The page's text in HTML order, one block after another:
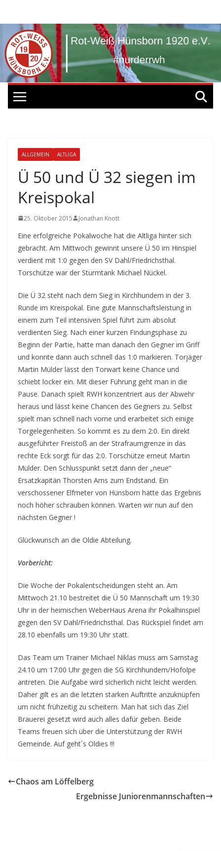
springen
ALLGEMEIN ALTLIGA
Ü 50 und Ü 32 siegen im
Kreispokal
25. Oktober 2015 Jonathan Knott
Eine erfolgreiche Pokalwoche hat die Altliga hinter sich
gebracht. Am Mittwoch gewinnt unsere Ü 50 im Hinspiel
verdient mit 1:0 gegen den SV Dahl/Friedrichsthal.
Torschütze war der Sturmtank Michael Nückel.
Die Ü 32 steht nach dem Sieg in Kirchhundem in der 3.
Runde im Kreispokal. Eine gute Mannschaftsleistung in
einem zum Teil intensiven Spiel führt zum absolut
verdienten Sieg. Nach einer kurzen Findungsphase zu
Beginn der Partie, hatte man danach den Gegner im Griff
und konnte dann auch schnell das 1:0 markieren. Torjäger
Martin Mülder lässt den Torwart keine Chance und
schiebt locker ein. Mit dieser Führung geht man in die
Pause. Danach spielt RWH konzentriert aus der Abwehr
heraus und lässt keine Chancen des Gegners zu. Selbst
spielt man schnell nach vorne und erarbeitet sich einige
Torgelegenheiten. So kommt es zu dem 2:0. Ein direkt
ausgeführter Freistoß an der Strafraumgrenze in das
rechte Eck sorgt für das 2:0. Torschütze erneut Martin
Mülder. Den Schlusspunkt setzt dann der „neue“
Ersatzkapitän Thorsten Arns zum Endstand. Ein
verschossener Elfmeter von Hünsborn hätte das Ergebnis
noch höher schrauben können. Warten wir nun auf den
nächsten Gegner !
Glückwunsch an die Oldie Abteilung.
Vorbericht:
Die Woche der Pokalentscheidungen steht an. Am
Mittwoch 21.10 bestreitet die Ü 50 Mannschaft um 19:30
Uhr in der heimischen WeberHaus Arena ihr Pokalhinspiel
gegen den SV Dahl/Friedrichsthal. Das Rückspiel findet am
28.10 ebenfalls um 19:30 Uhr statt.
Das Team um Trainer Michael Niklas muss am Samstag
24.10 um 17:00 Uhr gegen die SG Kirchhundem/Hofolpe
antreten. Die Aufgabe wird sicherlich nicht leicht werden.
Daher gilt es an die letzten starken Auftritte anzuknüpfen
um nicht frühzeitig zu scheitern. Man hat sich das Ziel
Brauerei gesetzt wird auch alles dafür geben. Beide
Teams freuen sich über die Unterstützung der RWH
Gemeinde. Auf geht´s Oldies !!!
Chaos am Löffelberg
Ergebnisse Juniorenmannschaften